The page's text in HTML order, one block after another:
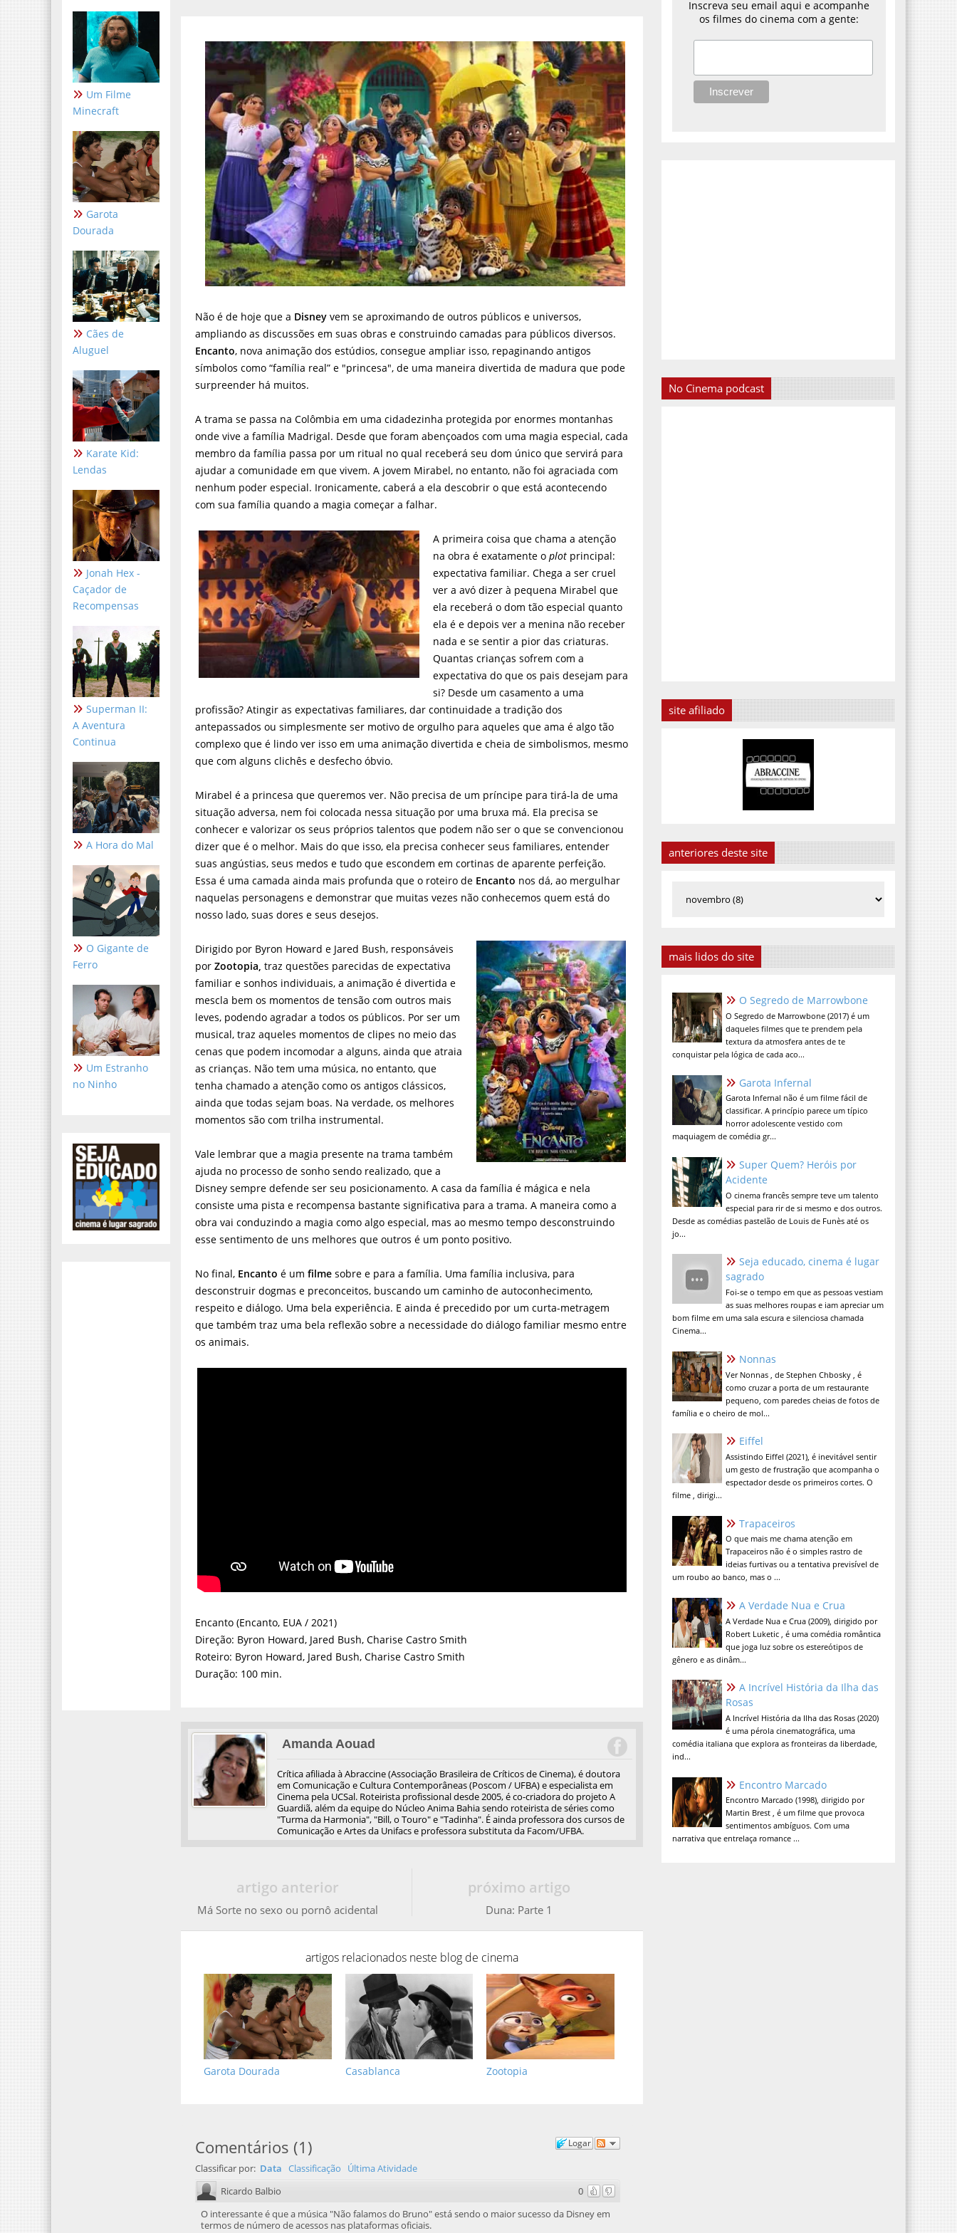
Um Filme
Minecraft
Garota
Dourada
Cães de
Aluguel
Karate Kid:
Lendas
Jonah Hex -
Caçador de
Recompensas
Superman II:
A Aventura
Continua
A Hora do Mal
O Gigante de
Ferro
Um Estranho
no Ninho
Não é de hoje que a Disney vem se aproximando de outros públicos e universos,
ampliando as discussões em suas obras e construindo camadas para públicos diversos.
Encanto, nova animação dos estúdios, consegue ampliar isso, repaginando antigos
símbolos como “família real” e "princesa", de uma maneira divertida de madura que pode
surpreender há muitos.
A trama se passa na Colômbia em uma cidadezinha protegida por enormes montanhas
onde vive a família Madrigal. Desde que foram abençoados com uma magia especial, cada
membro da família passa por um ritual no qual receberá seu dom único que servirá para
ajudar a comunidade em que vivem. A jovem Mirabel, no entanto, não foi agraciada com
nenhum poder especial. Ironicamente, caberá a ela descobrir o que está acontecendo
com sua família quando a magia começar a falhar.
A primeira coisa que chama a atenção
na obra é exatamente oplot principal:
expectativa familiar. Chega a ser cruel
ver a avó dizer à pequena Mirabel que
ela receberá o dom tão especial quanto
ela é e depois ver a menina não receber
nada e se sentir a pior das criaturas.
Quantas crianças sofrem com a
expectativa do que os pais desejam para
si? Desde um casamento a uma
profissão? Atingir as expectativas familiares, dar continuidade a tradição dos
antepassados ou simplesmente ser motivo de orgulho para aqueles que ama é algo tão
complexo que é lindo ver isso em uma animação divertida e cheia de simbolismos, mesmo
que com alguns clichês e desfecho óbvio.
Mirabel é a princesa que queremos ver. Não precisa de um príncipe para tirá-la de uma
situação adversa, nem foi colocada nessa situação por uma bruxa má. Ela precisa se
conhecer e valorizar os seus próprios talentos que podem não ser o que se convencionou
dizer que é o melhor. Mais do que isso, ela precisa conhecer seus familiares, entender
suas angústias, seus medos e tudo que escondem em cortinas de aparente perfeição.
Essa é uma camada ainda mais profunda que o roteiro de Encanto nos dá, ao mergulhar
naquelas personagens e demonstrar que muitas vezes não conhecemos quem está do
nosso lado, suas dores e seus desejos.
Dirigido por Byron Howard e Jared Bush, responsáveis
porZootopia,traz questões parecidas de expectativa
familiar e sonhos individuais, a animação é divertida e
mescla bem os momentos de tensão com outros mais
leves, podendo agradar a todos os públicos. Por ser um
musical, traz aqueles momentos de clipes no meio das
cenas que podem incomodar a alguns, ainda que atraia
as crianças. Não tem uma música, no entanto, que
tenha chamado a atenção como os antigos clássicos,
ainda que todas sejam boas. Na verdade, os melhores
momentos são com trilha instrumental.
Vale lembrar que a magia presente na trama também
ajuda no processo de sonho sendo realizado, que a
Disney sempre defende ser seu posicionamento. A casa da família é mágica e nela
consiste uma pista e recompensa bastante significativa para a trama. A maneira como a
obra vai conduzindo a magia como algo especial, mas ao mesmo tempo desconstruindo
esse sentimento de uns melhores que outros é um ponto positivo.
No final, Encanto é umfilme sobre e para a família. Uma família inclusiva, para
desconstruir dogmas e preconceitos, buscando um caminho de autoconhecimento,
respeito e diálogo. Uma bela experiência. E ainda é precedido por um curta-metragem
que também traz uma bela reflexão sobre a necessidade do diálogo familiar mesmo entre
os animais.
Encanto (Encanto, EUA / 2021)
Direção: Byron Howard, Jared Bush, Charise Castro Smith
Roteiro: Byron Howard, Jared Bush, Charise Castro Smith
Duração: 100 min.
Amanda Aouad
Crítica afiliada à Abraccine (Associação Brasileira de Críticos de Cinema), é doutora
em Comunicação e Cultura Contemporâneas (Poscom / UFBA) e especialista em
Cinema pela UCSal. Roteirista profissional desde 2005, é co-criadora do projeto A
Guardiã, além da equipe do Núcleo Anima Bahia sendo roteirista de séries como
"Turma da Harmonia", "Bill, o Touro" e "Tadinha". É ainda professora dos cursos de
Comunicação e Artes da Unifacs e professora substituta da Facom/UFBA.
próximo artigo
Duna: Parte 1
artigo anterior
Má Sorte no sexo ou pornô acidental
artigos relacionados neste blog de cinema
Zootopia
Casablanca
Garota Dourada
Logar
Comentários (1 )
Classificar por: Data Classificação
Última Atividade
0
Ricardo Balbio
O interessante é que a música "Não falamos do Bruno" está sendo o maior sucesso da Disney em
termos de número de acessos nas plataformas oficiais.
Inscreva seu email aqui e acompanhe
os filmes do cinema com a gente:
No Cinema podcast
site afiliado
anteriores deste site
mais lidos do site
O Segredo de Marrowbone
O Segredo de Marrowbone (2017) é um
daqueles filmes que te prendem pela
textura da atmosfera antes de te
conquistar pela lógica de cada aco...
Garota Infernal
Garota Infernal não é um filme fácil de
classificar. A princípio parece um típico
horror adolescente vestido com
maquiagem de comédia gr...
Super Quem? Heróis por
Acidente
O cinema francês sempre teve um talento
especial para rir de si mesmo e dos outros.
Desde as comédias pastelão de Louis de Funès até os
jo...
Seja educado, cinema é lugar
sagrado
Foi-se o tempo em que as pessoas vestiam
as suas melhores roupas e iam apreciar um
bom filme em uma sala escura e silenciosa chamada
Cinema...
Nonnas
Ver Nonnas , de Stephen Chbosky , é
como cruzar a porta de um restaurante
pequeno, com paredes cheias de fotos de
família e o cheiro de mol...
Eiffel
Assistindo Eiffel (2021), é inevitável sentir
um gesto de frustração que acompanha o
espectador desde os primeiros cortes. O
filme , dirigi...
Trapaceiros
O que mais me chama atenção em
Trapaceiros não é o simples rastro de
ideias furtivas ou a tentativa previsível de
um roubo ao banco, mas o ...
A Verdade Nua e Crua
A Verdade Nua e Crua (2009), dirigido por
Robert Luketic , é uma comédia romântica
que joga luz sobre os estereótipos de
gênero e as dinâm...
A Incrível História da Ilha das
Rosas
A Incrível História da Ilha das Rosas (2020)
é uma pérola cinematográfica, uma
comédia italiana que explora as fronteiras da liberdade,
ind...
Encontro Marcado
Encontro Marcado (1998), dirigido por
Martin Brest , é um filme que provoca
sentimentos ambíguos. Com uma
narrativa que entrelaça romance ...